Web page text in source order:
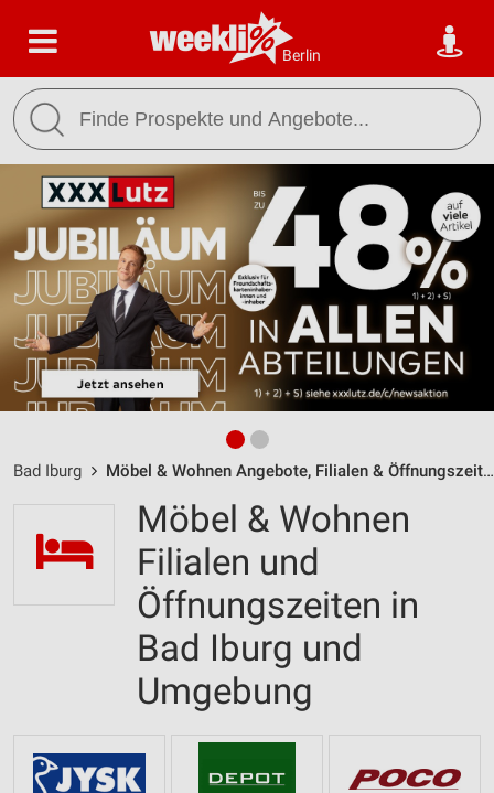
Berlin
Bad Iburg Möbel & Wohnen Angebote, Filialen & Öffnungszeiten
Möbel & Wohnen
Filialen und
Öffnungszeiten in
Bad Iburg und
Umgebung